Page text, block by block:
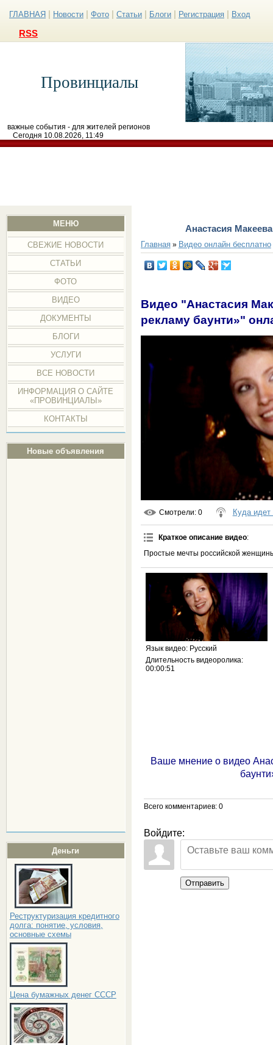
ГЛАВНАЯ Новости Фото Статьи Блоги Регистрация Вход
RSS
Провинциалы
важные события - для жителей регионов
Сегодня 10.08.2026, 11:49
МЕНЮ
СВЕЖИЕ НОВОСТИ
СТАТЬИ
ФОТО
ВИДЕО
ДОКУМЕНТЫ
БЛОГИ
УСЛУГИ
ВСЕ НОВОСТИ
ИНФОРМАЦИЯ О САЙТЕ
«ПРОВИНЦИАЛЫ»
КОНТАКТЫ
Новые объявления
Деньги
Реструктуризация кредитного
долга: понятие, условия,
основные схемы
Цена бумажных денег СССР
Анастасия
Главная» Видео онлайн бесплатно
Видео "Анастасия
рекламу баунти»"
Смотрели: 0 Куда
Краткое описание видео:
Простые мечты российской
Язык видео: Русский
Длительность видеоролика:
00:00:51
Ваше мнение о видео
Всего комментариев: 0
Войдите:
Отправить